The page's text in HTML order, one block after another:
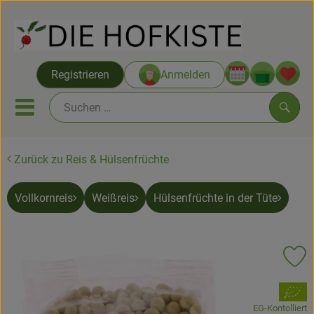
Registrieren Anmelden
Mobiles Menu öffnen oder
Saatgut ab Juli
Themenwelten
Vom Acker
Zurück zu Reis & Hülsenfrüchte
Vollkornreis Weißreis Hülsenfrüchte in der Tüte
, Verband:
EG-Kontolliert